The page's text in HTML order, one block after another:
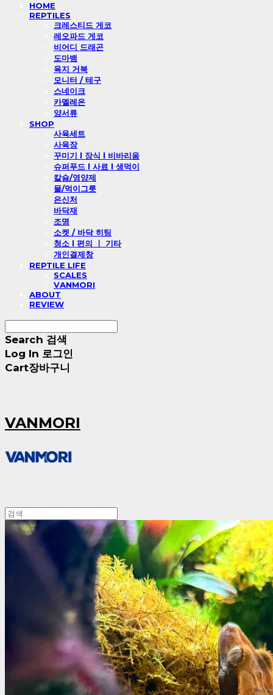
HOME
REPTILES
크레스티드 게코
레오파드 게코
비어디 드래곤
도마뱀
육지 거북
모니터 / 테구
스네이크
카멜레온
양서류
SHOP
사육세트
사육장
꾸미기 l 장식 l 비바리움
슈퍼푸드 l 사료 l 생먹이
칼슘/영양제
물/먹이그릇
은신처
바닥재
조명
소켓 / 바닥 히팅
청소 l 편의 ㅣ 기타
개인결제창
REPTILE LIFE
SCALES
VANMORI
ABOUT
REVIEW
Search 검색
Log In 로그인
Cart장바구니
VANMORI